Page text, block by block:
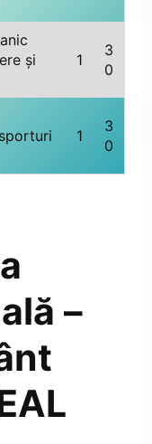
și
1
3
0
1
3
0
–